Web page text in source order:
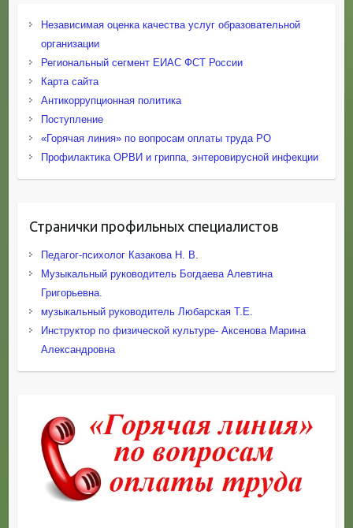
Независимая оценка качества услуг образовательной
организации
Региональный сегмент ЕИАС ФСТ России
Карта сайта
Антикоррупционная политика
Поступление
«Горячая линия» по вопросам оплаты труда РО
Профилактика ОРВИ и гриппа, энтеровирусной инфекции
Странички профильных специалистов
Педагог-психолог Казакова Н. В.
Музыкальный руководитель Богдаева Алевтина
Григорьевна.
музыкальный руководитель Любарская Т.Е.
Инструктор по физической культуре- Аксенова Марина
Александровна